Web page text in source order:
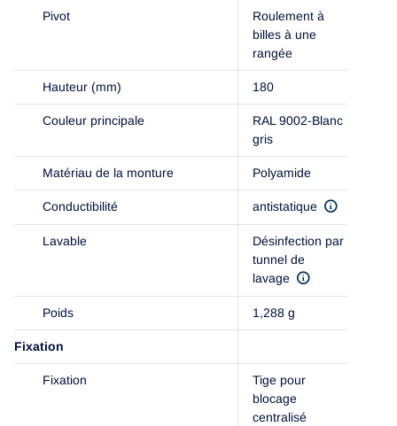
Pivot
Roulement à
billes à une
rangée
Hauteur (mm) 180
Couleur principale
RAL 9002-Blanc
gris
Matériau de la monture Polyamide
Conductibilité antistatique
Lavable
Désinfection par
tunnel de
lavage
Poids 1,288 g
Fixation
Fixation
Tige pour
blocage
centralisé